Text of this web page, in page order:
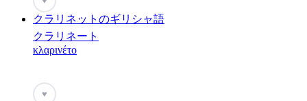
クラリネットのギリシャ語
クラリネート
κλαρινέτο
♥